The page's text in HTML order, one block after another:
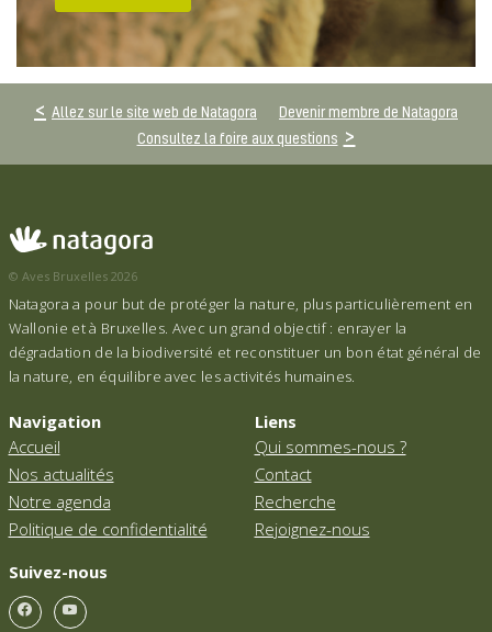
Allez sur le site web de Natagora
Devenir membre de Natagora
Consultez la foire aux questions
© Aves Bruxelles 2026
Natagora a pour but de protéger la nature, plus particulièrement en
Wallonie et à Bruxelles. Avec un grand objectif : enrayer la
dégradation de la biodiversité et reconstituer un bon état général de
la nature, en équilibre avec les activités humaines.
Navigation
Accueil
Nos actualités
Notre agenda
Politique de confidentialité
Liens
Qui sommes-nous ?
Contact
Recherche
Rejoignez-nous
Suivez-nous